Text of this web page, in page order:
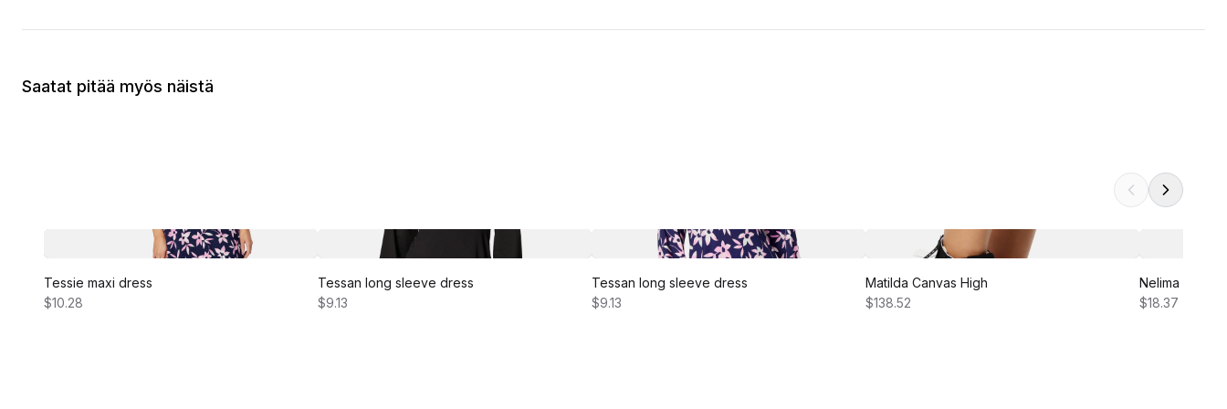
Saatat pitää myös näistä
Tessie maxi dress
$10.28
Tessan long sleeve dress
$9.13
Tessan long sleeve dress
$9.13
Matilda Canvas High
$138.52
Nelima Dress
$18.37